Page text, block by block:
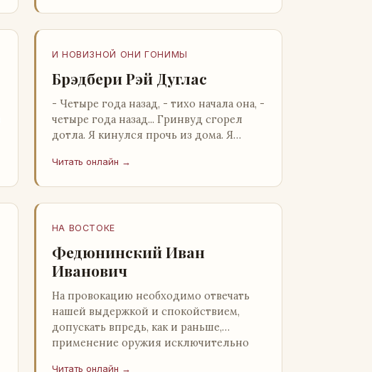
И НОВИЗНОЙ ОНИ ГОНИМЫ
Брэдбери Рэй Дуглас
- Четыре года назад, - тихо начала она, -
четыре года назад... Гринвуд сгорел
дотла. Я кинулся прочь из дома. Я
вскрикнул я. - Сгорел…
Читать онлайн →
НА ВОСТОКЕ
Федюнинский Иван
Иванович
На провокацию необходимо отвечать
нашей выдержкой и спокойствием,
допускать впредь, как и раньше,
применение оружия исключительно
Читать онлайн →